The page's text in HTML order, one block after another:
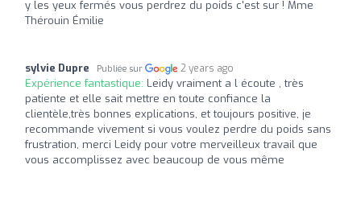
y les yeux fermés vous perdrez du poids c'est sur ! Mme
Thérouin Émilie
sylvie Dupre Publiée sur 2 years ago
Expérience fantastique: Leidy vraiment a l écoute , très
patiente et elle sait mettre en toute confiance la
clientèle,très bonnes explications, et toujours positive, je
recommande vivement si vous voulez perdre du poids sans
frustration, merci Leidy pour votre merveilleux travail que
vous accomplissez avec beaucoup de vous même